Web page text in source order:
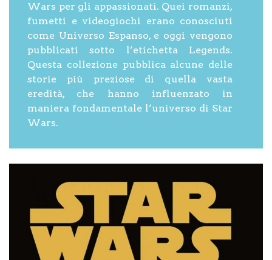
Wars per gli appassionati. Quei romanzi,
fumetti e videogiochi erano conosciuti
come Universo Espanso, e oggi vengono
pubblicati sotto l’etichetta Legends.
Questa collezione pubblica alcune delle
storie più preziose di quella vasta
eredità, che hanno influenzato in
maniera fondamentale l’universo di Star
Wars.